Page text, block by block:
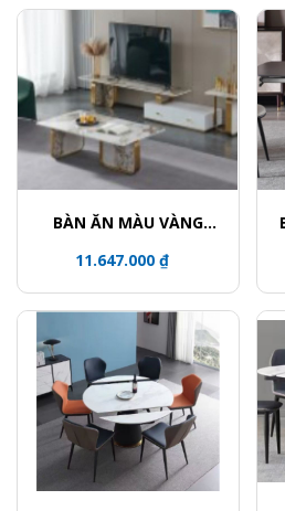
BÀN ĂN MÀU VÀNG
11.647.000 ₫